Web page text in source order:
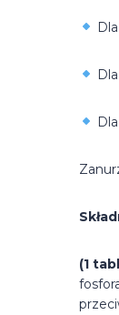
(1